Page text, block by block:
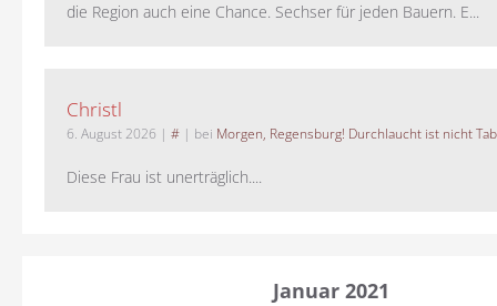
die Region auch eine Chance. Sechser für jeden Bauern. E...
Christl
6. August 2026 | # | bei Morgen, Regensburg! Durchlaucht ist nicht
Diese Frau ist unerträglich....
Januar 2021